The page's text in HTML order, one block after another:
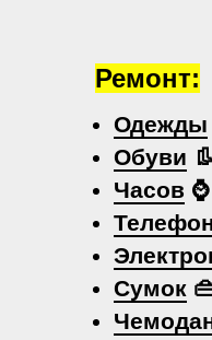
Одежды
Обуви 👢
Часов ⌚
Сумок
Ремонт: